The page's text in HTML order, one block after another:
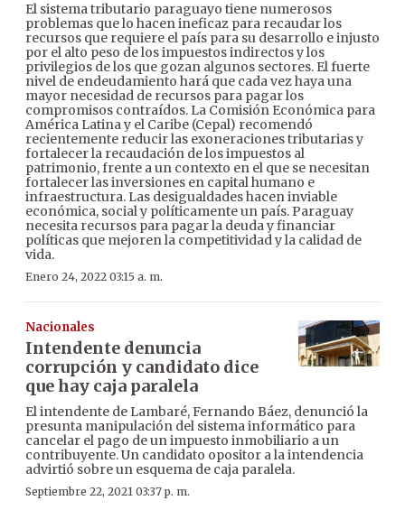
El sistema tributario paraguayo tiene numerosos
problemas que lo hacen ineficaz para recaudar los
recursos que requiere el país para su desarrollo e injusto
por el alto peso de los impuestos indirectos y los
privilegios de los que gozan algunos sectores. El fuerte
nivel de endeudamiento hará que cada vez haya una
mayor necesidad de recursos para pagar los
compromisos contraídos. La Comisión Económica para
América Latina y el Caribe (Cepal) recomendó
recientemente reducir las exoneraciones tributarias y
fortalecer la recaudación de los impuestos al
patrimonio, frente a un contexto en el que se necesitan
fortalecer las inversiones en capital humano e
infraestructura. Las desigualdades hacen inviable
económica, social y políticamente un país. Paraguay
necesita recursos para pagar la deuda y financiar
políticas que mejoren la competitividad y la calidad de
vida.
Enero 24, 2022 03:15 a. m.
Nacionales
Intendente denuncia
corrupción y candidato dice
que hay caja paralela
El intendente de Lambaré, Fernando Báez, denunció la
presunta manipulación del sistema informático para
cancelar el pago de un impuesto inmobiliario a un
contribuyente. Un candidato opositor a la intendencia
advirtió sobre un esquema de caja paralela.
Septiembre 22, 2021 03:37 p. m.